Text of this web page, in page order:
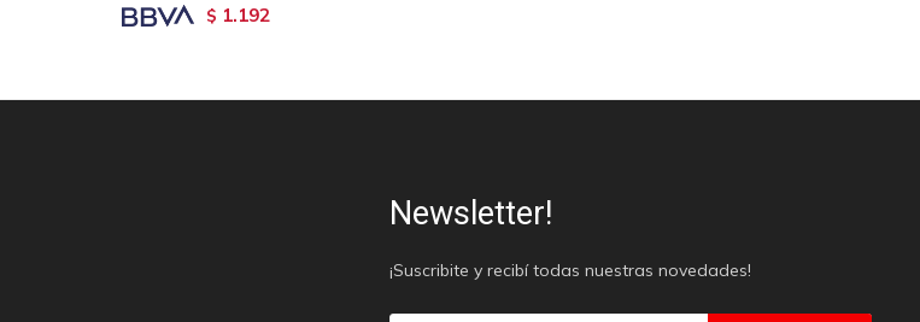
$ 1.192
Newsletter!
¡Suscribite y recibí todas nuestras novedades!